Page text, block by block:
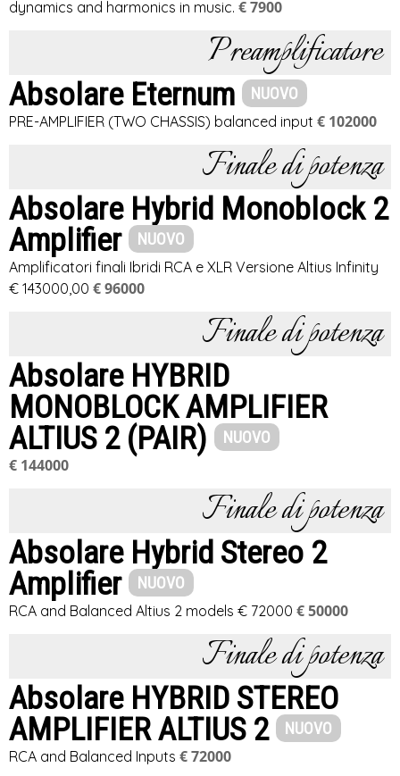
dynamics and harmonics in music. € 7900
Preamplificatore
Absolare Eternum NUOVO
PRE-AMPLIFIER (TWO CHASSIS) balanced input € 102000
Finale di potenza
Absolare Hybrid Monoblock 2
Amplifier
NUOVO
Amplificatori finali Ibridi RCA e XLR Versione Altius Infinity
€ 143000,00 € 96000
Finale di potenza
Absolare HYBRID
MONOBLOCK AMPLIFIER
ALTIUS 2 (PAIR)
NUOVO
€ 144000
Finale di potenza
Absolare Hybrid Stereo 2
Amplifier
NUOVO
RCA and Balanced Altius 2 models € 72000 € 50000
Finale di potenza
Absolare HYBRID STEREO
AMPLIFIER ALTIUS 2
NUOVO
RCA and Balanced Inputs € 72000